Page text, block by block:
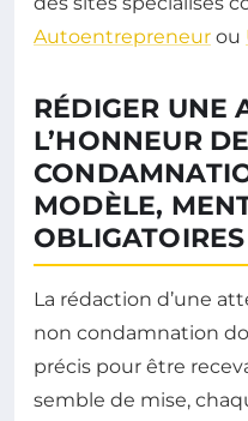
Autoentrepreneur ou
RÉDIGER UNE
L’HONNEUR
MODÈLE,
La rédaction d’une
non condamnation
précis pour être
semble de mise,